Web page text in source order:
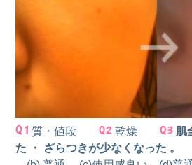
質・値段 乾燥
肌
た ・ ざらつきが少なくなった 。